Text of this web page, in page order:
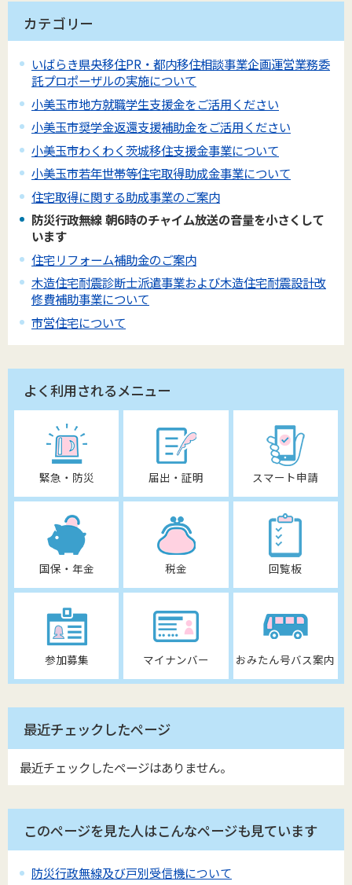
カテゴリー
いばらき県央移住PR・都内移住相談事業企画運営業務委
託プロポーザルの実施について
小美玉市地方就職学生支援金をご活用ください
小美玉市奨学金返還支援補助金をご活用ください
小美玉市わくわく茨城移住支援金事業について
小美玉市若年世帯等住宅取得助成金事業について
住宅取得に関する助成事業のご案内
防災行政無線 朝6時のチャイム放送の音量を小さくして
います
住宅リフォーム補助金のご案内
木造住宅耐震診断士派遣事業および木造住宅耐震設計改
修費補助事業について
市営住宅について
よく利用されるメニュー
緊急・防災 届出・証明 スマート申請
国保・年金 税金 回覧板
参加募集 マイナンバー おみたん号バス案内
最近チェックしたページ
最近チェックしたページはありません。
このページを見た人はこんなページも見ています
防災行政無線及び戸別受信機について